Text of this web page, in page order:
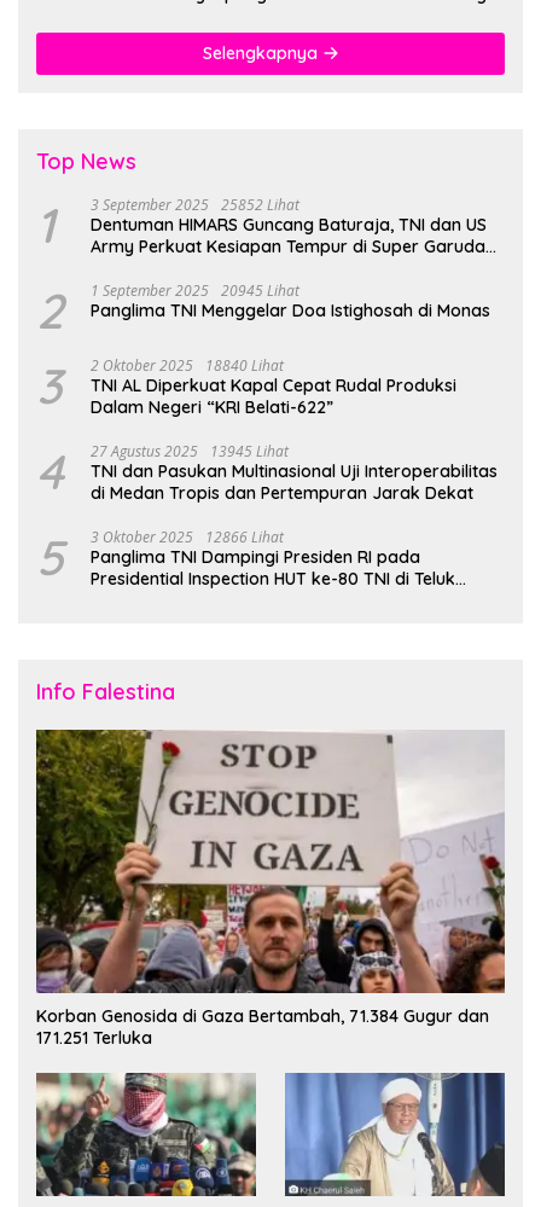
Selengkapnya
Top News
1 3 September 2025 25852 Lihat
Dentuman HIMARS Guncang Baturaja, TNI dan US
Army Perkuat Kesiapan Tempur di Super Garuda
2 1 September 2025 20945 Lihat
Panglima TNI Menggelar Doa Istighosah di Monas
3 2 Oktober 2025 18840 Lihat
TNI AL Diperkuat Kapal Cepat Rudal Produksi
Dalam Negeri “KRI Belati-622”
4 27 Agustus 2025 13945 Lihat
TNI dan Pasukan Multinasional Uji Interoperabilitas
di Medan Tropis dan Pertempuran Jarak Dekat
5 3 Oktober 2025 12866 Lihat
Panglima TNI Dampingi Presiden RI pada
Presidential Inspection HUT ke-80 TNI di Teluk
Info Falestina
Korban Genosida di Gaza Bertambah, 71.384 Gugur dan
171.251 Terluka